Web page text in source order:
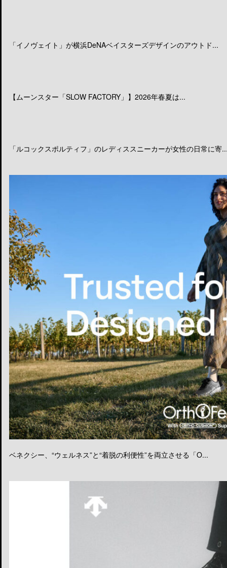
「イノヴェイト」が横浜DeNAベイスターズデザインのアウトド...
【ムーンスター「SLOW FACTORY」】2026年春夏は...
「ルコックスポルティフ」のレディススニーカーが女性の日常に寄
ベネクシー、“ウェルネス”と“着脱の利便性”を両立させる「O...